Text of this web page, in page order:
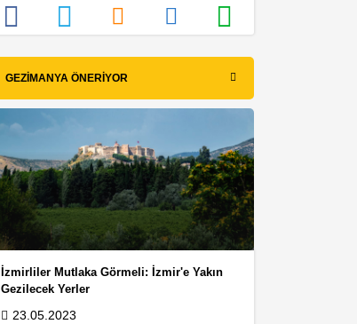
GEZIMANYA ÖNERIYOR
İzmirliler Mutlaka Görmeli: İzmir'e Yakın
Gezilecek Yerler
23.05.2023